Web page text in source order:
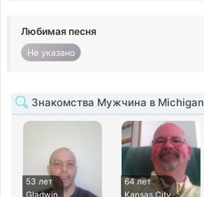
Любимая песня
Не указано
Знакомства Мужчина в Michigan
53 лет
Gladwin
64 лет
Kansas City